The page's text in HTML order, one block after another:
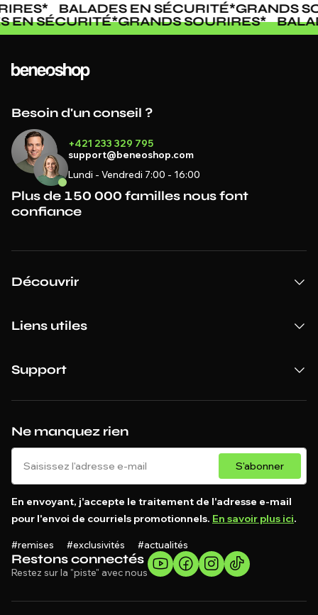
* BALADES EN SÉCURITÉ*GRANDS
EN SÉCURITÉ*GRANDS SOURIRES*
Restons connectés
Restez sur la "piste" avec nous
Ne manquez rien
S'abonner
En envoyant, j'accepte le traitement de l'adresse e-mail
pour l'envoi de courriels promotionnels. En savoir plus ici.
#remises #exclusivités #actualités
Besoin d'un conseil ?
+421 233 329 795
support@beneoshop.com
Lundi - Vendredi 7:00 - 16:00
Plus de 150 000 familles nous font
confiance
Découvrir
Liens utiles
Support